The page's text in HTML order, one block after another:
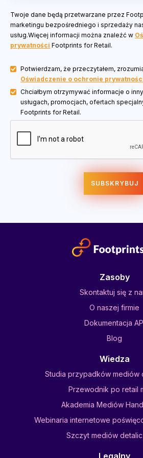
Twoje dane będą przetwarzane przez
marketingu bezpośredniego i sprzedaży
usług.Więcej informacji można znaleźć w
prywatności Footprints for Retail.
Potwierdzam, że przeczytałem,
Oświadczenie o ochronie
Chciałbym otrzymywać informacje o
usługach, promocjach, ofertach
Footprints for Retail.
Zasoby
Skontaktuj się z
O naszej firmie
Dokumentacja
Blog
Wiedza
Studia przypadków mediów
Przewodnik po retail
Akademia Mediów
Webinaria internetowe
Szczyt mediów
Legalny